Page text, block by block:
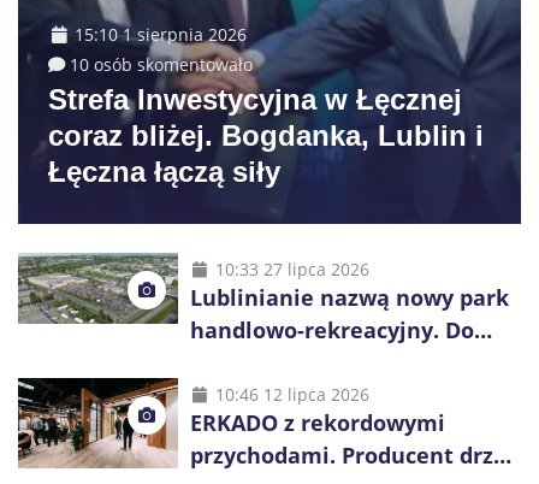
15:10 1 sierpnia 2026
10 osób skomentowało
Strefa Inwestycyjna w Łęcznej
coraz bliżej. Bogdanka, Lublin i
Łęczna łączą siły
10:33 27 lipca 2026
Lublinianie nazwą nowy park
handlowo-rekreacyjny. Do
10:46 12 lipca 2026
ERKADO z rekordowymi
przychodami. Producent drzwi